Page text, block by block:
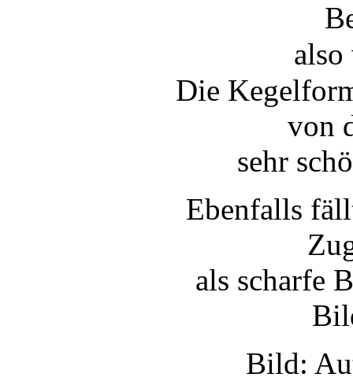
also
Die
von
sehr
Ebenfalls
als scharfe
Bild: